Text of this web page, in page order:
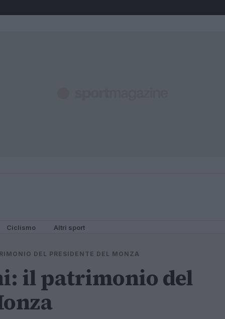
Ciclismo Altri sport
DEL PRESIDENTE DEL MONZA
il patrimonio del